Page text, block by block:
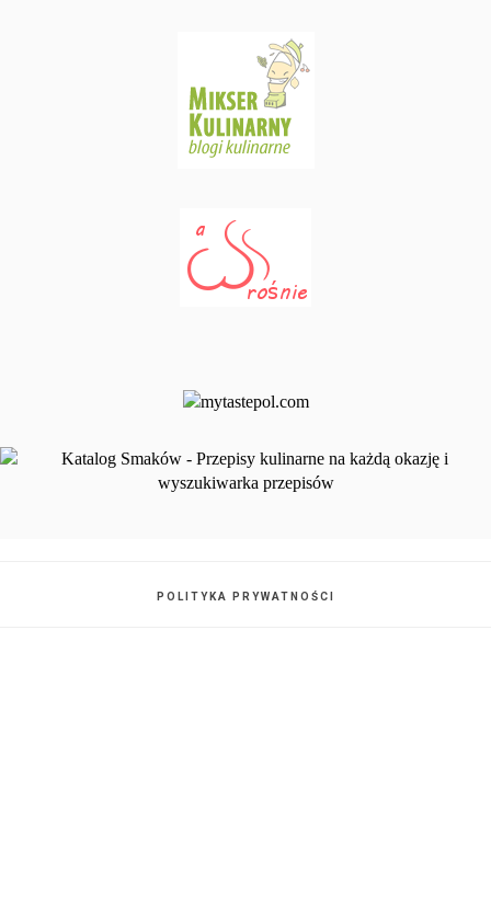
POLITYKA PRYWATNOŚCI